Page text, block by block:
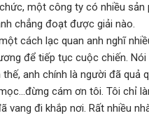
một công ty có nhiều sản
chẳng đoạt được giải nào.
cách lạc quan anh nghĩ
để tiếp tục cuộc chiến.
anh chính là người đã quả
cám ơn tôi. Tôi chỉ
vang đi khắp nơi. Rất nhiều